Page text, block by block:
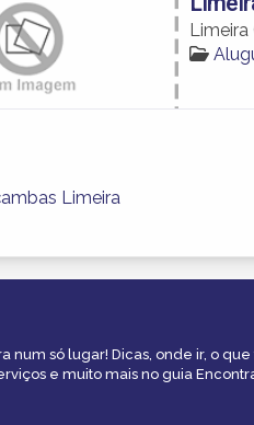
Limeira
Limeira
num só lugar! Dicas, onde ir, o
e muito mais no guia